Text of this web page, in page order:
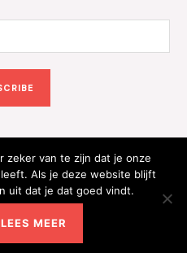
Onlineshop | Powered by
Onlineshop
zeker van te zijn dat je onze
Als je deze website blijft
uit dat je dat goed vindt.
LEES MEER